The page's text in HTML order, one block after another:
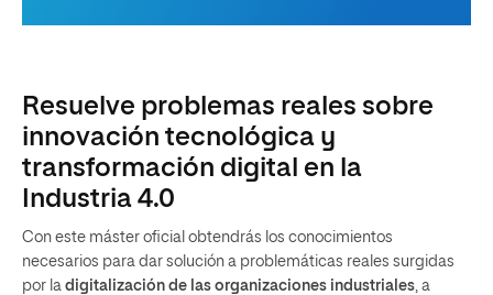
Resuelve problemas reales sobre
innovación tecnológica y
transformación digital en la
Industria 4.0
Con este máster oficial obtendrás los conocimientos
necesarios para dar solución a problemáticas reales surgidas
por la digitalización de las organizaciones industriales, a